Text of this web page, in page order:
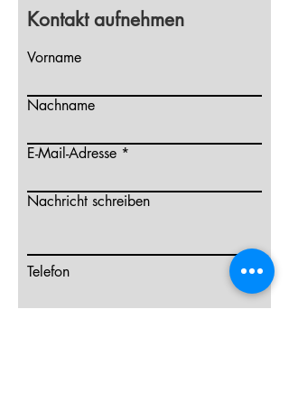
Kontakt aufnehmen
Vorname
Nachname
E-Mail-Adresse
Nachricht schreiben
Telefon